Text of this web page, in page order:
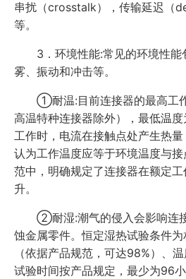
串扰（crosstalk），传输延迟（
等。
3．环境性能:常见的环境性
雾、振动和冲击等。
①耐温:目前连接器的最高工
高温特种连接器除外），最低温
工作时，电流在接触点处产生热
认为工作温度应等于环境温度与
范中，明确规定了连接器在额定
升。
②耐湿:潮气的侵入会影响连
蚀金属零件。恒定湿热试验条件
（依据产品规范，可达98%）、
试验时间按产品规定，最少为96